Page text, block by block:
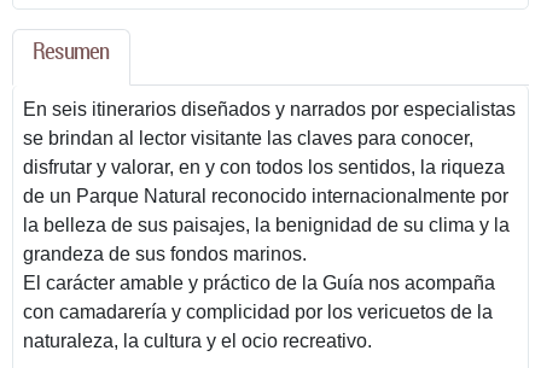
Resumen
En seis itinerarios diseñados y narrados por especialistas
se brindan al lector visitante las claves para conocer,
disfrutar y valorar, en y con todos los sentidos, la riqueza
de un Parque Natural reconocido internacionalmente por
la belleza de sus paisajes, la benignidad de su clima y la
grandeza de sus fondos marinos.
El carácter amable y práctico de la Guía nos acompaña
con camadarería y complicidad por los vericuetos de la
naturaleza, la cultura y el ocio recreativo.